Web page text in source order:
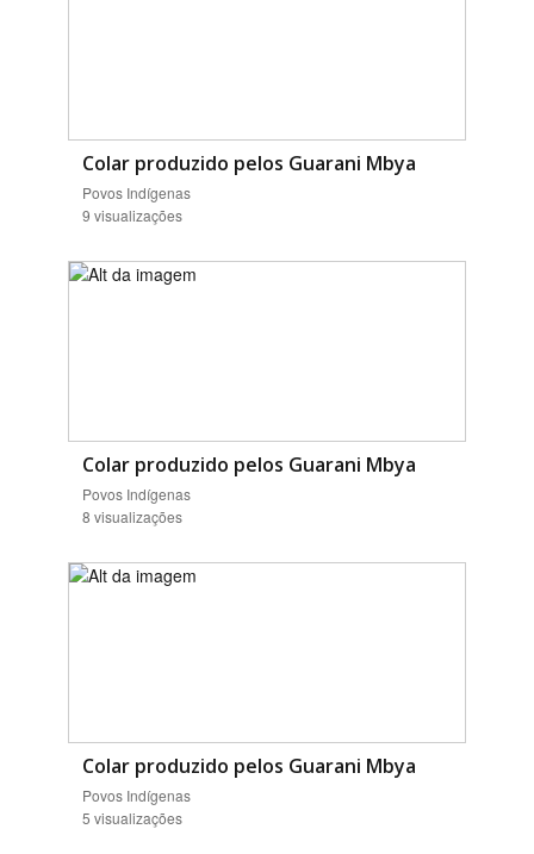
Colar produzido pelos Guarani Mbya
Povos Indígenas
9 visualizações
Colar produzido pelos Guarani Mbya
Povos Indígenas
8 visualizações
Colar produzido pelos Guarani Mbya
Povos Indígenas
5 visualizações